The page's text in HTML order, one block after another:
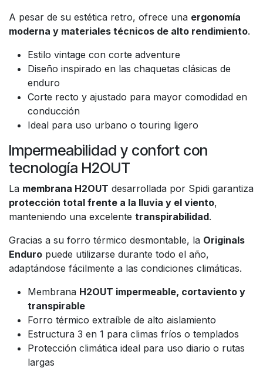
A pesar de su estética retro, ofrece una ergonomía
moderna y materiales técnicos de alto rendimiento.
Estilo vintage con corte adventure
Diseño inspirado en las chaquetas clásicas de
enduro
Corte recto y ajustado para mayor comodidad en
conducción
Ideal para uso urbano o touring ligero
Impermeabilidad y confort con
tecnología H2OUT
La membrana H2OUT desarrollada por Spidi garantiza
protección total frente a la lluvia y el viento,
manteniendo una excelente transpirabilidad.
Gracias a su forro térmico desmontable, la Originals
Enduro puede utilizarse durante todo el año,
adaptándose fácilmente a las condiciones climáticas.
Membrana H2OUT impermeable, cortaviento y
transpirable
Forro térmico extraíble de alto aislamiento
Estructura 3 en 1 para climas fríos o templados
Protección climática ideal para uso diario o rutas
largas